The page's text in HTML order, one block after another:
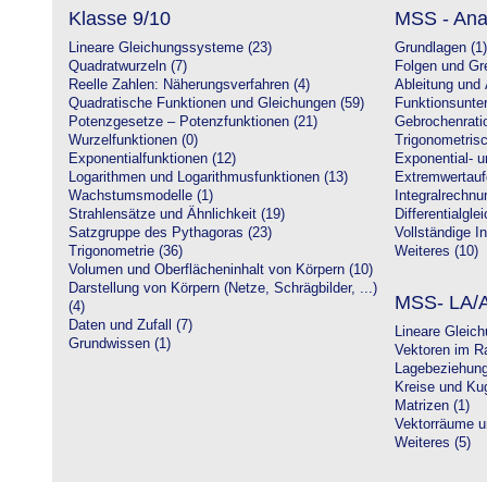
Klasse 9/10
Lineare Gleichungssysteme (23)
Quadratwurzeln (7)
Reelle Zahlen: Näherungsverfahren (4)
Quadratische Funktionen und Gleichungen (59)
Potenzgesetze – Potenzfunktionen (21)
Wurzelfunktionen (0)
Exponentialfunktionen (12)
Logarithmen und Logarithmusfunktionen (13)
Wachstumsmodelle (1)
Strahlensätze und Ähnlichkeit (19)
Satzgruppe des Pythagoras (23)
Trigonometrie (36)
Volumen und Oberflächeninhalt von Körpern (10)
Darstellung von Körpern (Netze, Schrägbilder, ...)
(4)
Daten und Zufall (7)
Grundwissen (1)
MSS -
Grundlagen (1)
Folgen und
Ableitung und
Exponential-
Vollständige
Weiteres (10)
MSS- LA/
Lineare
Vektoren im
Kreise und
Matrizen (1)
Vektorräume
Weiteres (5)